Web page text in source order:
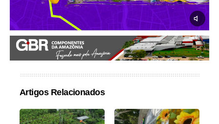
Artigos Relacionados